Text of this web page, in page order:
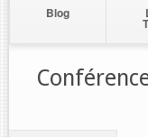
Blog